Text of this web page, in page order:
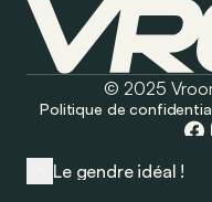
Le gendre idéal !
© 2025
Politique de